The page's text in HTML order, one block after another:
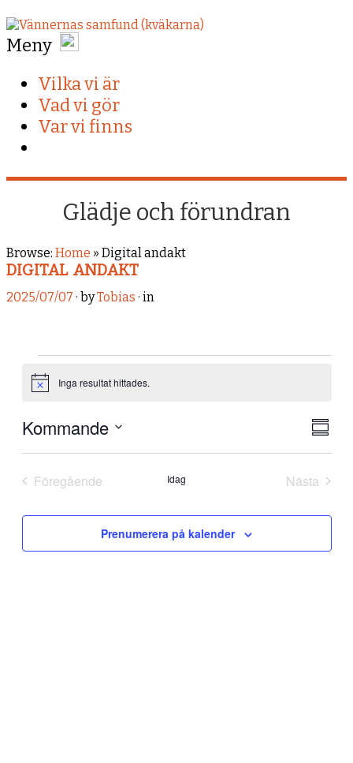
Meny
Vilka vi är
Vad vi gör
Var vi finns
Glädje och förundran
Browse: Home » Digital andakt
DIGITAL ANDAKT
2025/07/07 · byTobias · in
Notis Inga resultat hittades.
Vy-
Kommande
Föregående
Idag
Nästa
Prenumerera på kalender